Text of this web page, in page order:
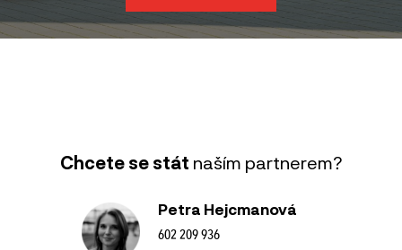
Chcete se stát naším partnerem?
Petra Hejcmanová
602 209 936